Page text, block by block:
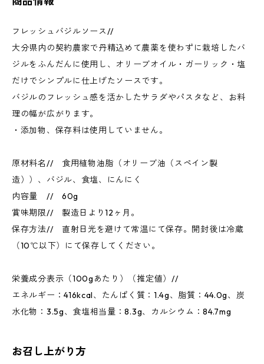
フレッシュバジルソース//
大分県内の契約農家で丹精込めて農薬を使わずに栽培したバ
ジルをふんだんに使用し、オリーブオイル・ガーリック・塩
だけでシンプルに仕上げたソースです。
バジルのフレッシュ感を活かしたサラダやパスタなど、お料
理の幅が広がります。
・添加物、保存料は使用していません。
原材料名// 食用植物油脂（オリーブ油（スペイン製
造））、バジル、食塩、にんにく
内容量 // 60g
賞味期限// 製造日より12ヶ月。
保存方法// 直射日光を避けて常温にて保存。開封後は冷蔵
（10℃以下）にて保存してください。
栄養成分表示（100gあたり）（推定値）//
エネルギー：416kcal、たんぱく質：1.4g、脂質：44.0g、炭
水化物：3.5g、食塩相当量：8.3g、カルシウム：84.7mg
お召し上がり方